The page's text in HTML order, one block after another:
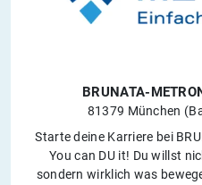
BRUNATA-
81379 München
Starte deine Karriere bei
You can DU it! Du willst
sondern wirklich was